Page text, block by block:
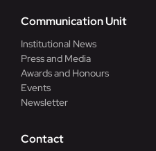
Communication Unit
Institutional News
Press and Media
Awards and Honours
Events
Newsletter
Contact